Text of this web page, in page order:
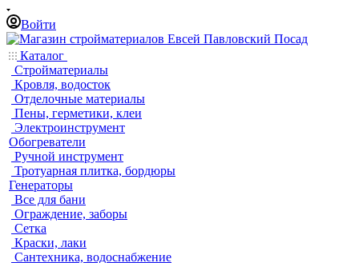
Войти
Каталог
Стройматериалы
Кровля, водосток
Отделочные материалы
Пены, герметики, клеи
Электроинструмент
Обогреватели
Ручной инструмент
Тротуарная плитка, бордюры
Генераторы
Все для бани
Ограждение, заборы
Сетка
Краски, лаки
Сантехника, водоснабжение